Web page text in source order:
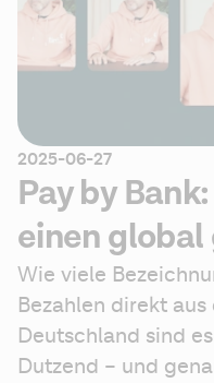
2025-06-27
Pay by
einen
Wie viele
Bezahlen direkt
Deutschland sind
Dutzend – und